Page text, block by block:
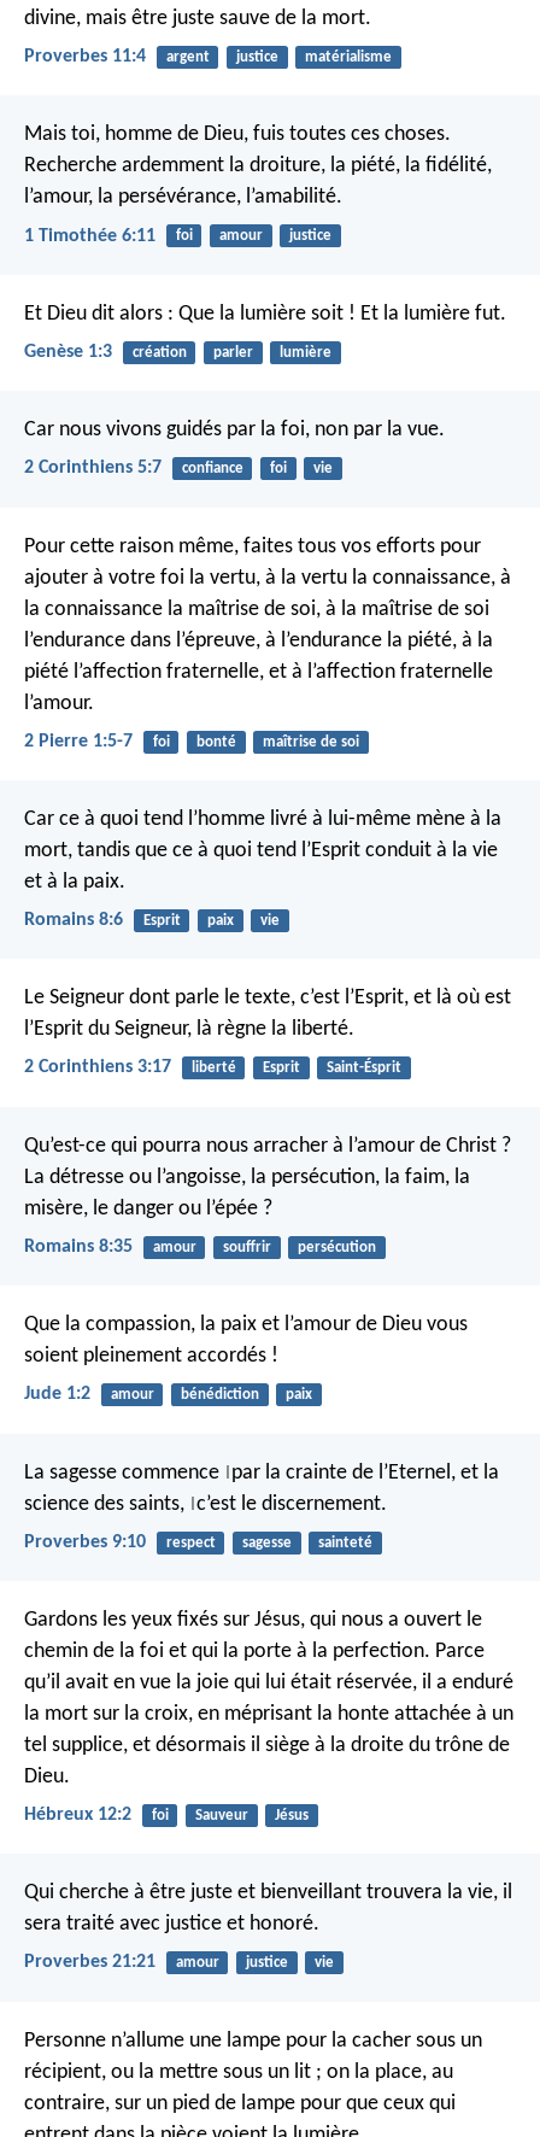
divine, mais être juste sauve de la mort.
Proverbes 11:4 argent justice matérialisme
Mais toi, homme de Dieu, fuis toutes ces choses.
Recherche ardemment la droiture, la piété, la fidélité,
l’amour, la persévérance, l’amabilité.
1 Timothée 6:11 foi amour justice
Et Dieu dit alors : Que la lumière soit ! Et la lumière fut.
Genèse 1:3 création parler lumière
Car nous vivons guidés par la foi, non par la vue.
2 Corinthiens 5:7 confiance foi vie
Pour cette raison même, faites tous vos efforts pour
ajouter à votre foi la vertu, à la vertu la connaissance, à
la connaissance la maîtrise de soi, à la maîtrise de soi
l’endurance dans l’épreuve, à l’endurance la piété, à la
piété l’affection fraternelle, et à l’affection fraternelle
l’amour.
2 Pierre 1:5-7 foi bonté maîtrise de soi
Car ce à quoi tend l’homme livré à lui-même mène à la
mort, tandis que ce à quoi tend l’Esprit conduit à la vie
et à la paix.
Romains 8:6 Esprit paix vie
Le Seigneur dont parle le texte, c’est l’Esprit, et là où est
l’Esprit du Seigneur, là règne la liberté.
2 Corinthiens 3:17 liberté Esprit Saint-Ésprit
Qu’est-ce qui pourra nous arracher à l’amour de Christ ?
La détresse ou l’angoisse, la persécution, la faim, la
misère, le danger ou l’épée ?
Romains 8:35 amour souffrir persécution
Que la compassion, la paix et l’amour de Dieu vous
soient pleinement accordés !
Jude 1:2 amour bénédiction paix
La sagesse commence par la crainte de l’Eternel, et la
science des saints, c’est le discernement.
Proverbes 9:10 respect sagesse sainteté
Gardons les yeux fixés sur Jésus, qui nous a ouvert le
chemin de la foi et qui la porte à la perfection. Parce
qu’il avait en vue la joie qui lui était réservée, il a enduré
la mort sur la croix, en méprisant la honte attachée à un
tel supplice, et désormais il siège à la droite du trône de
Dieu.
Hébreux 12:2 foi Sauveur Jésus
Qui cherche à être juste et bienveillant trouvera la vie, il
sera traité avec justice et honoré.
Proverbes 21:21 amour justice vie
Personne n’allume une lampe pour la cacher sous un
récipient, ou la mettre sous un lit ; on la place, au
contraire, sur un pied de lampe pour que ceux qui